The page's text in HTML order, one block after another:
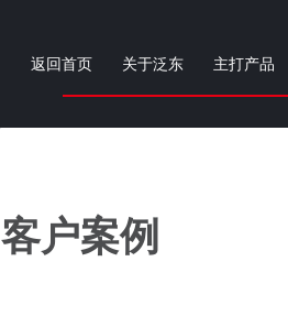
返回首页 关于泛东 主打产品
客户案例